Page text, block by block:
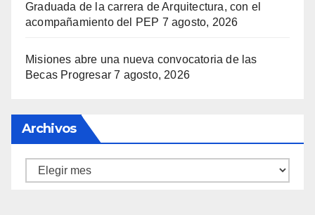
Graduada de la carrera de Arquitectura, con el
acompañamiento del PEP 7 agosto, 2026
Misiones abre una nueva convocatoria de las
Becas Progresar 7 agosto, 2026
Archivos
Archivos